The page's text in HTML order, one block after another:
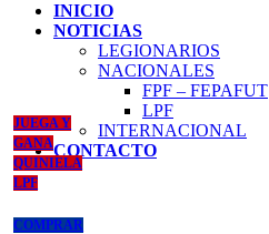
INICIO
NOTICIAS
LEGIONARIOS
NACIONALES
FPF – FEPAFUT
LPF
INTERNACIONAL
CONTACTO
JUEGA Y
GANA
QUINIELA
LPF
COMPRAR